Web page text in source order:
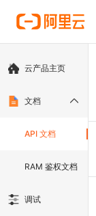
云产品主页
文档
API 文档
RAM 鉴权文档
调试